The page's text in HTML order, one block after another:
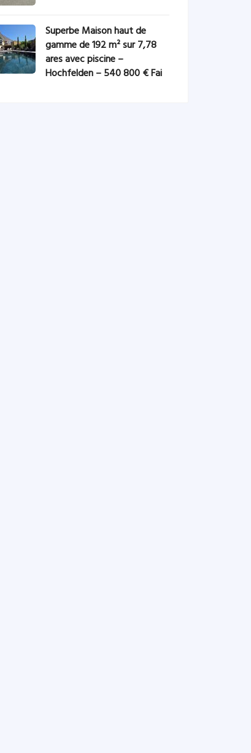
Superbe Maison haut de
gamme de 192 m² sur 7,78
ares avec piscine –
Hochfelden – 540 800 € Fai